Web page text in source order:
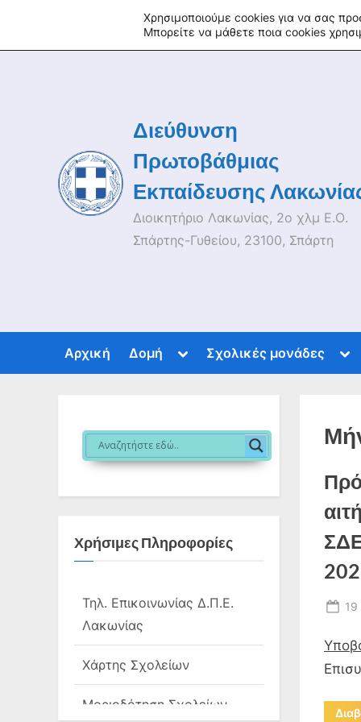
tw in rss
Διεύθυνση
Πρωτοβάθμιας
Εκπαίδευσης
Διοικητήριο Λακωνίας, 2ο χλμ Ε.Ο.
Σπάρτης-Γυθείου, 23100, Σπάρτη
Αρχική Δομή
Toggle
menu
Σχολικές μονάδες
19
Χρήσιμες Πληροφορίες
Τηλ. Επικοινωνίας Δ.Π.Ε.
Λακωνίας
Χάρτης Σχολείων
Μοριοδότηση Σχολείων
Χρησιμοποιούμε cookies για να σας
Μπορείτε να μάθετε ποια cookies